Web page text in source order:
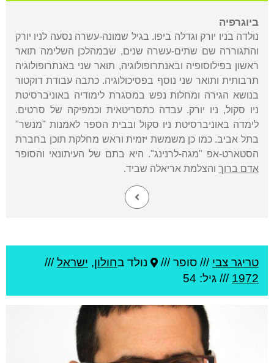
ביוגרפיה
נולדה בניו יורק וגדלה ביפו. בגיל שמונה-עשרה נסעה לניו יורק
והתגוררה שם שתים-עשרה שנים, שבמהלכן השלימה תואר
ראשון בפילוסופיה ובאנתרופולוגיה, תואר שני באנתרופולוגיה
תרבותית ותואר שני נוסף בפסיכולוגיה. כתבה עבודת דוקטור
בנושא הגירה ומחלות נפש במסגרת לימודיה באוניברסיטת
ניו סקול, ניו יורק. עבדה כתסריטאית וכמפיקה של סרטים.
לימדה באוניברסיטת ניו סקול ובבית הספר לאמנות "מנשר"
בתל אביב. כמו כן משמשת יזמית וראש מחלקת תוכן בחברת
הסטארט-אפ "מגה-לרנינג". היא בתם של העיתונאי והסופר
אדם ברוך והצלמת אריאלה שביד.
טריגר צבי /// סופר /// נולד בחולון, ישראל///
1972 /// גיל: 54